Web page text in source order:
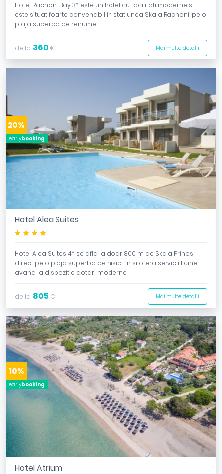
Hotel Rachoni Bay 3* este un hotel cu facilitati moderne si
este situat foarte convenabil in statiunea Skala Rachoni, pe o
plaja superba de renume.
de la: 360 € Mai multe detalii
Hotel Alea Suites
earlybooking
20%
Hotel Alea Suites 4* se afla la doar 800 m de Skala Prinos,
direct pe o plaja superba de nisip fin si ofera servicii bune
avand la dispozitie dotari moderne.
de la: 805 € Mai multe detalii
Hotel Atrium
earlybooking
10%